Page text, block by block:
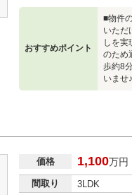
おすすめポイント
■物件
いただ
しを実
のため
歩約8
いませ♪
価格 1,100万円
間取り 3LDK